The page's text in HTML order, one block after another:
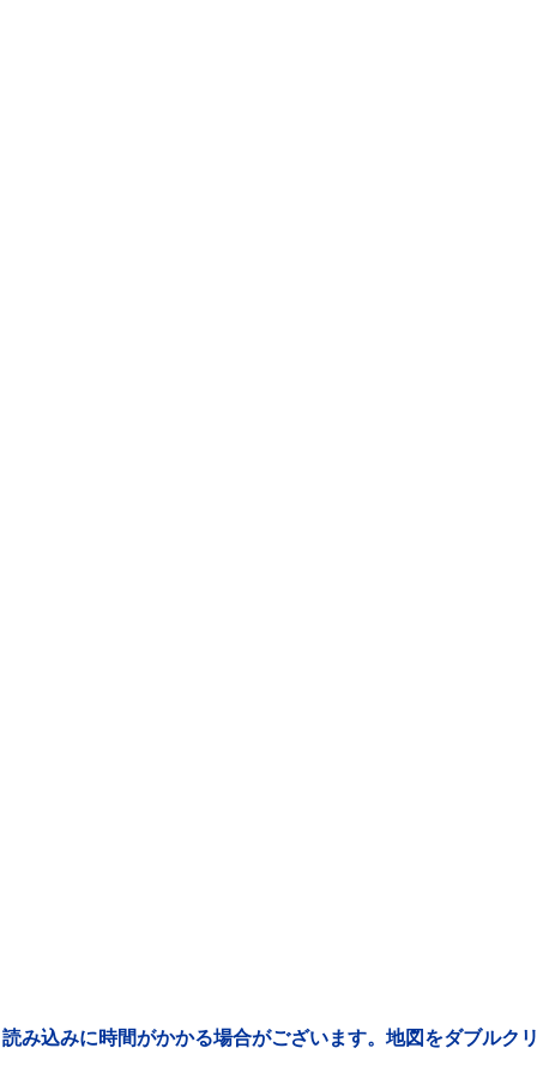
読み込みに時間がかかる場合がございます。地図をダブルク